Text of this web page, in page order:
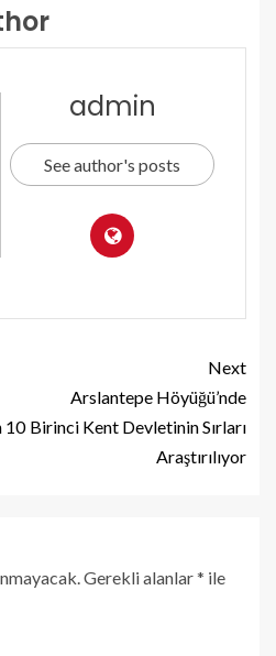
admin
See author's posts
10
Next
Arslantepe Höyüğü’nde
Birinci Kent Devletinin Sırları
Araştırılıyor
Gerekli alanlar* ile